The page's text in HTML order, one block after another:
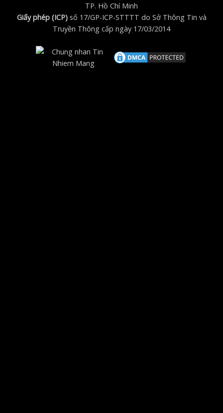
TP. Hồ Chí Minh
Giấy phép (ICP)số 17/GP-ICP-STTTT do Sở Thông Tin và
Truyền Thông cấp ngày 17/03/2014